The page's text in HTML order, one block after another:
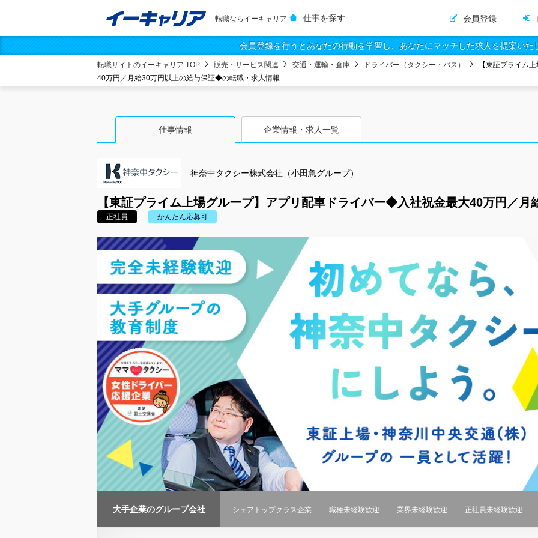
転職ならイーキャリア 仕事を探す 会員登録
会員登録を行うとあなたの行動を学習し、あなたにマッチした求人を提案いた
転職サイトのイーキャリア TOP 販売・サービス関連 交通・運輸・倉庫 ドライバー（タクシー・バス）
【東証プライム
40万円／月給30万円以上の給与保証◆の転職・求人情報
仕事情報 企業情報・求人一覧
神奈中タクシー株式会社（小田急グループ）
【東証プライム上場グループ】アプリ配車ドライバー◆入社祝金最大40万円／
正社員 かんたん応募可
大手企業のグループ会社 シェアトップクラス企業 職種未経験歓迎 業界未経験歓迎 正社員未経験歓迎